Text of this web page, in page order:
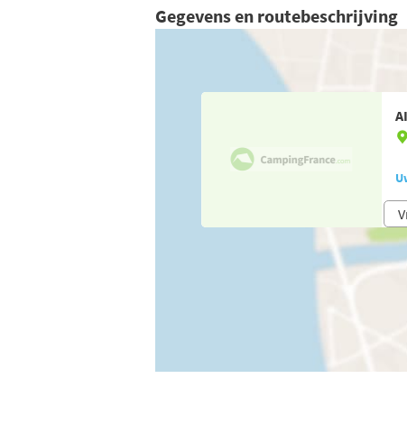
Gegevens en routebeschrijving